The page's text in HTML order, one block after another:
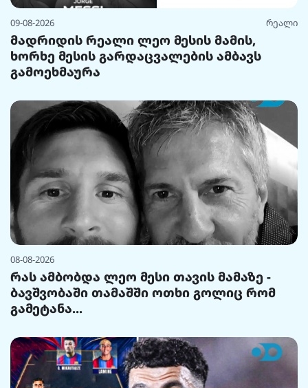
09-08-2026 რეალი
მადრიდის რეალი ლეო მესის მამის,
ხორხე მესის გარდაცვალების ამბავს
გამოეხმაურა
08-08-2026
რას ამბობდა ლეო მესი თავის მამაზე -
ბავშვობაში თამაშში ოთხი გოლიც რომ
გამეტანა...